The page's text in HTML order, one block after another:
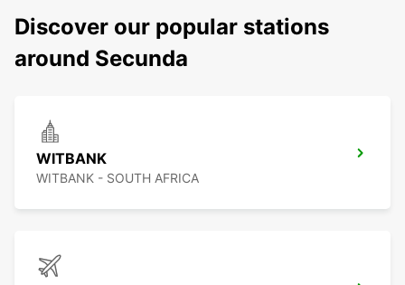
Discover our popular stations
around Secunda
WITBANK
WITBANK - SOUTH AFRICA